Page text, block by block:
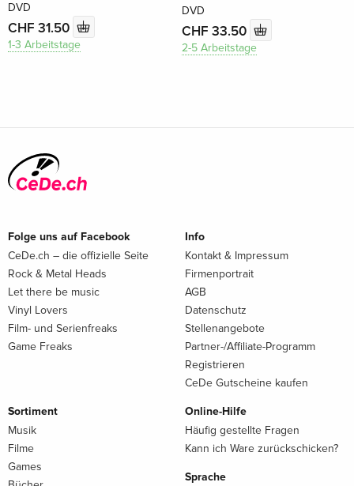
DVD
CHF 31.50
1-3 Arbeitstage
DVD
CHF 33.50
2-5 Arbeitstage
Folge uns auf Facebook
CeDe.ch – die offizielle Seite
Rock & Metal Heads
Let there be music
Vinyl Lovers
Film- und Serienfreaks
Game Freaks
Info
Kontakt & Impressum
Firmenportrait
AGB
Datenschutz
Stellenangebote
Partner-/Affiliate-Programm
Registrieren
CeDe Gutscheine kaufen
Sortiment
Musik
Filme
Games
Online-Hilfe
Häufig gestellte Fragen
Kann ich Ware zurückschicken?
Sprache